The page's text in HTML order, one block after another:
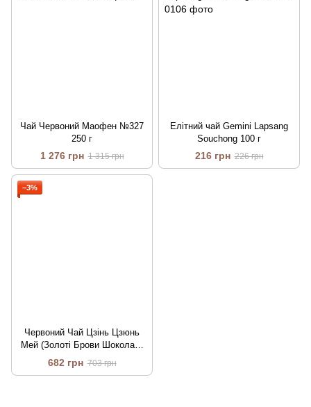
Чай Червоний Маофен №327
250 г
1 276 грн 1 315 грн
Елітний чай Gemini Lapsang
Souchong 100 г
216 грн 226 грн
−3%
Червоний Чай Цзінь Цзюнь
Мей (Золоті Брови Шоколад)
№ 012 50г
682 грн 703 грн